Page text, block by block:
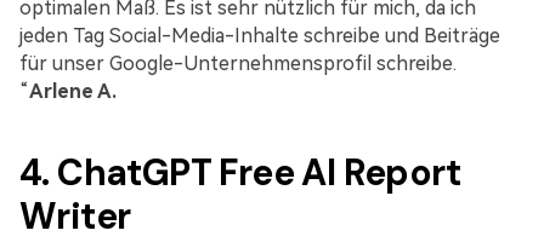
optimalen Maß. Es ist sehr nützlich für mich, da ich
jeden Tag Social-Media-Inhalte schreibe und Beiträge
für unser Google-Unternehmensprofil schreibe.
“Arlene A.
4. ChatGPT Free AI Report
Writer